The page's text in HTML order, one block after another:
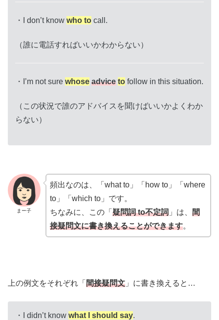
・I don’t know who to call.
（誰に電話すればいいかわからない）
・I’m not sure whose advice to follow in this situation.
（この状況で誰のアドバイスを聞けばいいかよくわか
らない）
まー子
頻出なのは、「what to」「how to」「where
to」「which to」です。
ちなみに、この「 疑問詞 to不定詞 」は、 間
接疑問文に書き換えることができます。
上の例文をそれぞれ「 間接疑問文 」に書き換えると…
・I didn’t know what I should say.